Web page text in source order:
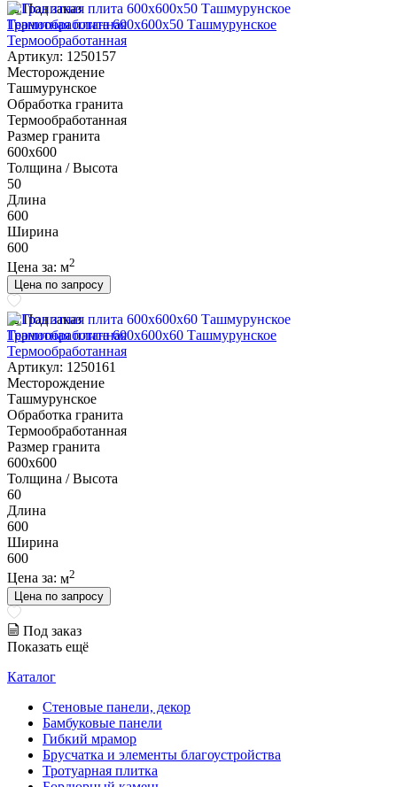
Под заказ
Гранитная плита 600х600x50 Ташмурунское
Термообработанная
Артикул: 1250157
Месторождение
Ташмурунское
Обработка гранита
Термообработанная
Размер гранита
600х600
Толщина / Высота
50
Длина
600
Ширина
600
Цена за: м2
Цена по запросу
Под заказ
Гранитная плита 600х600x60 Ташмурунское
Термообработанная
Артикул: 1250161
Месторождение
Ташмурунское
Обработка гранита
Термообработанная
Размер гранита
600х600
Толщина / Высота
60
Длина
600
Ширина
600
Цена за: м2
Цена по запросу
Под заказ
Показать ещё
Каталог
Стеновые панели, декор
Бамбуковые панели
Гибкий мрамор
Брусчатка и элементы благоустройства
Тротуарная плитка